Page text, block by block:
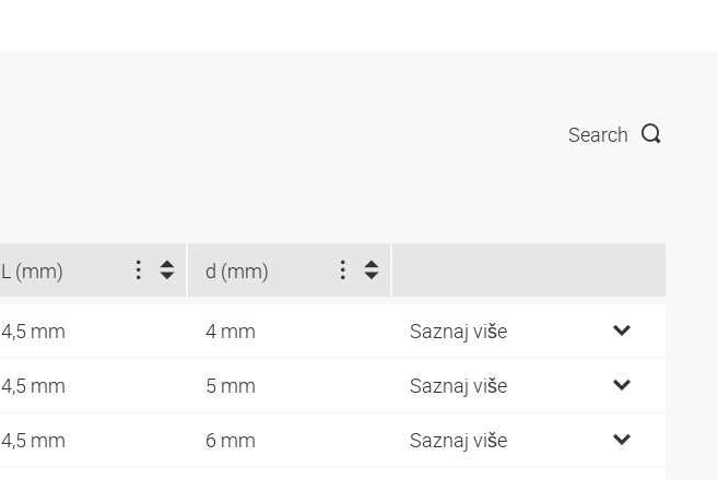
Search
L (mm) d (mm)
4,5 mm 4 mm Saznaj više
4,5 mm 5 mm Saznaj više
4,5 mm 6 mm Saznaj više